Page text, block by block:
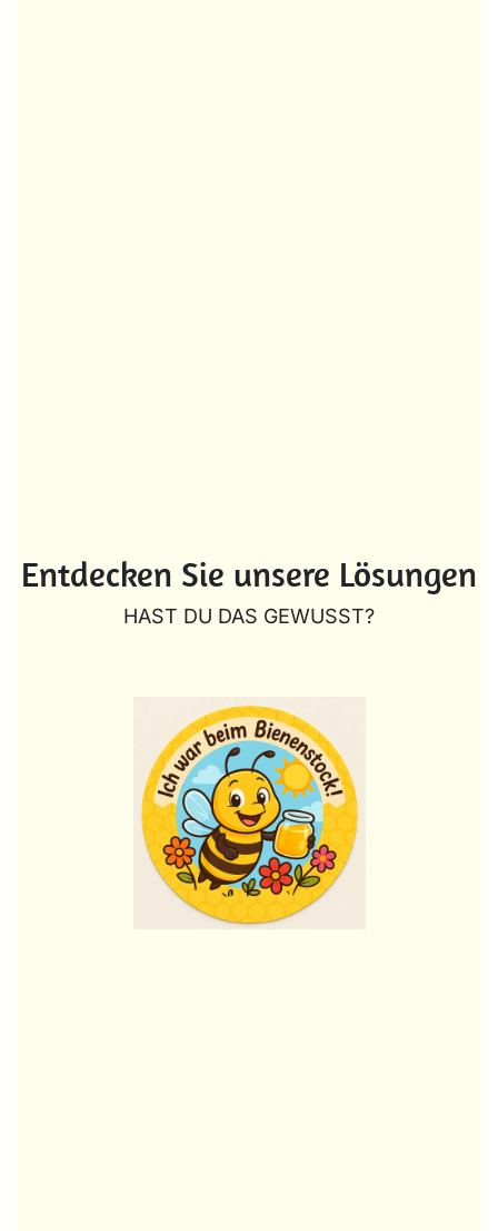
Entdecken Sie unsere Lösungen
HAST DU DAS GEWUSST?